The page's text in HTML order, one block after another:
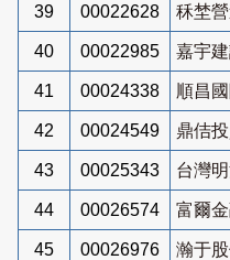
39 00022628 秝埜
40 00022985 嘉宇
41 00024338 順昌
42 00024549 鼎佶
43 00025343 台灣
44 00026574 富爾
45 00026976 瀚于